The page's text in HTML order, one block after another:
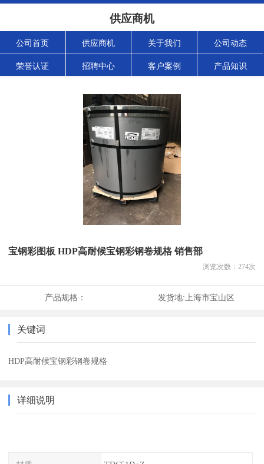
供应商机
公司首页 供应商机 关于我们 公司动态
荣誉认证 招聘中心 客户案例 产品知识
宝钢彩图板 HDP高耐候宝钢彩钢卷规格 销售部
浏览次数： 274次
产品规格： 发货地: 上海市宝山区
关键词
HDP高耐候宝钢彩钢卷规格
详细说明